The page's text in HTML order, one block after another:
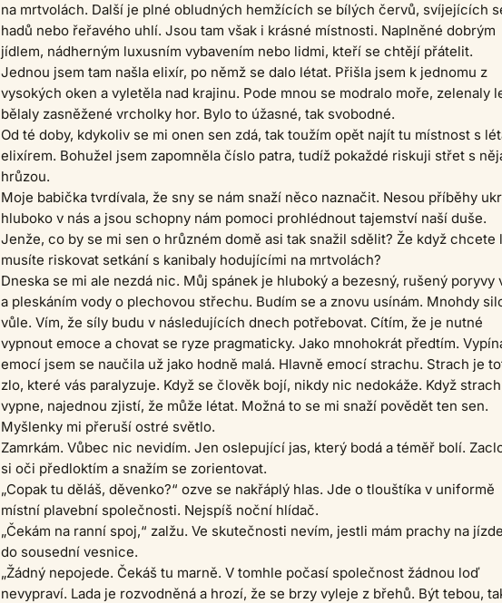
na mrtvolách. Další je plné obludných hemžících se bílých červů, svíjejících
hadů nebo řeřavého uhlí. Jsou tam však i krásné místnosti. Naplněné dobrým
jídlem, nádherným luxusním vybavením nebo lidmi, kteří se chtějí přátelit.
Jednou jsem tam našla elixír, po němž se dalo létat. Přišla jsem k jednomu z
vysokých oken a vyletěla nad krajinu. Pode mnou se modralo moře, zelenaly
bělaly zasněžené vrcholky hor. Bylo to úžasné, tak svobodné.
Od té doby, kdykoliv se mi onen sen zdá, tak toužím opět najít tu místnost s
elixírem. Bohužel jsem zapomněla číslo patra, tudíž pokaždé riskuji střet s
hrůzou.
Moje babička tvrdívala, že sny se nám snaží něco naznačit. Nesou příběhy
hluboko v nás a jsou schopny nám pomoci prohlédnout tajemství naší duše.
Jenže, co by se mi sen o hrůzném domě asi tak snažil sdělit? Že když chcete
musíte riskovat setkání s kanibaly hodujícími na mrtvolách?
Dneska se mi ale nezdá nic. Můj spánek je hluboký a bezesný, rušený poryvy
a pleskáním vody o plechovou střechu. Budím se a znovu usínám. Mnohdy
vůle. Vím, že síly budu v následujících dnech potřebovat. Cítím, že je nutné
vypnout emoce a chovat se ryze pragmaticky. Jako mnohokrát předtím.
emocí jsem se naučila už jako hodně malá. Hlavně emocí strachu. Strach je
zlo, které vás paralyzuje. Když se člověk bojí, nikdy nic nedokáže. Když strach
vypne, najednou zjistí, že může létat. Možná to se mi snaží povědět ten sen.
Myšlenky mi přeruší ostré světlo.
Zamrkám. Vůbec nic nevidím. Jen oslepující jas, který bodá a téměř bolí.
si oči předloktím a snažím se zorientovat.
„Copak tu děláš, děvenko?“ ozve se nakřáplý hlas. Jde o tlouštíka v uniformě
místní plavební společnosti. Nejspíš noční hlídač.
„Čekám na ranní spoj,“ zalžu. Ve skutečnosti nevím, jestli mám prachy na
do sousední vesnice.
„Žádný nepojede. Čekáš tu marně. V tomhle počasí společnost žádnou loď
nevypraví. Lada je rozvodněná a hrozí, že se brzy vyleje z břehů. Být tebou,